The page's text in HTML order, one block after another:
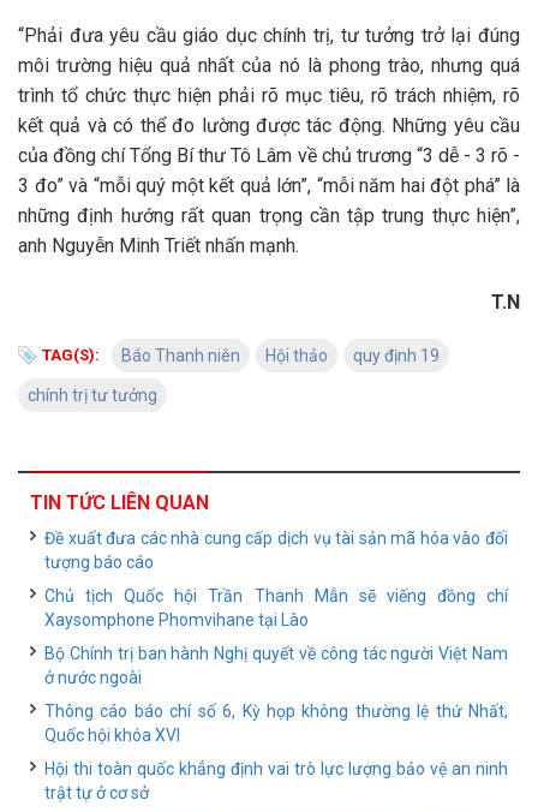
“Phải đưa yêu cầu giáo dục chính trị, tư tưởng trở lại đúng
môi trường hiệu quả nhất của nó là phong trào, nhưng quá
trình tổ chức thực hiện phải rõ mục tiêu, rõ trách nhiệm, rõ
kết quả và có thể đo lường được tác động. Những yêu cầu
của đồng chí Tổng Bí thư Tô Lâm về chủ trương “3 dễ - 3 rõ -
3 đo” và “mỗi quý một kết quả lớn”, “mỗi năm hai đột phá” là
những định hướng rất quan trọng cần tập trung thực hiện”,
anh Nguyễn Minh Triết nhấn mạnh.
T.N
TAG(S): Báo Thanh niên Hội thảo quy định 19
chính trị tư tưởng
TIN TỨC LIÊN QUAN
Đề xuất đưa các nhà cung cấp dịch vụ tài sản mã hóa vào đối
tượng báo cáo
Chủ tịch Quốc hội Trần Thanh Mẫn sẽ viếng đồng chí
Xaysomphone Phomvihane tại Lào
Bộ Chính trị ban hành Nghị quyết về công tác người Việt Nam
ở nước ngoài
Thông cáo báo chí số 6, Kỳ họp không thường lệ thứ Nhất,
Quốc hội khóa XVI
Hội thi toàn quốc khẳng định vai trò lực lượng bảo vệ an ninh
trật tự ở cơ sở